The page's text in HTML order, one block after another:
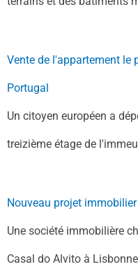
Vente de l'appartement le
Portugal
Un citoyen européen a
treizième étage de
Nouveau projet
Une société immobilière
Casal do Alvito à